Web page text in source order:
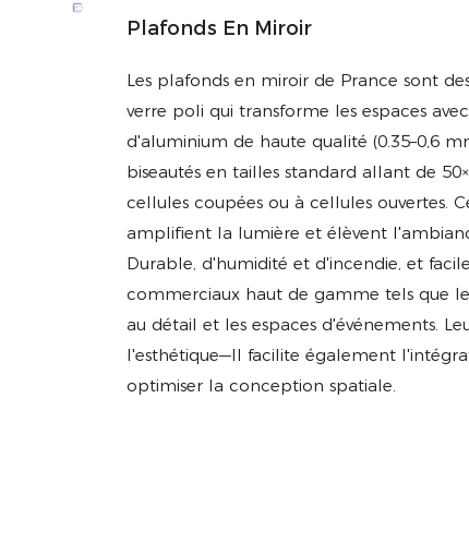
Plafonds En Miroir
Les plafonds en miroir de Prance sont
verre poli qui transforme les espaces
d'aluminium de haute qualité (0.35–0,6
biseautés en tailles standard allant de
cellules coupées ou à cellules ouvertes.
amplifient la lumière et élèvent
Durable, d'humidité et d'incendie, et
commerciaux haut de gamme tels que
au détail et les espaces d'événements.
l'esthétique—Il facilite également
optimiser la conception spatiale.